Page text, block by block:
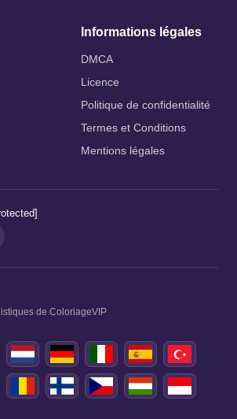
Informations légales
DMCA
Licence
Politique de confidentialité
Termes et Conditions
Mentions légales
de ColoriageVIP